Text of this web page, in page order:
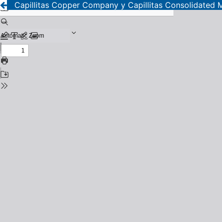
Capillitas Copper Company y Capillitas Consolidated